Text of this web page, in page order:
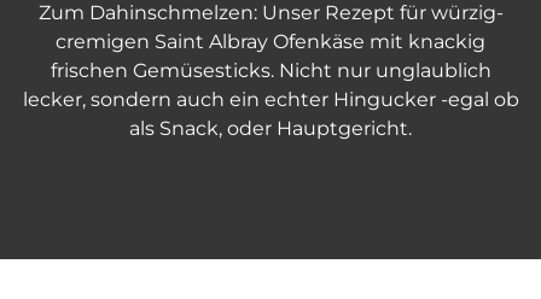
Zum Dahinschmelzen: Unser Rezept für würzig-
cremigen Saint Albray Ofenkäse mit knackig
frischen Gemüsesticks. Nicht nur unglaublich
lecker, sondern auch ein echter Hingucker -egal ob
als Snack, oder Hauptgericht.